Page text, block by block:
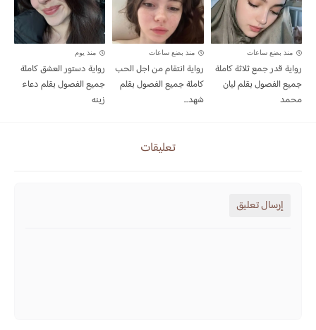
منذ بضع ساعات
رواية قدر جمع ثلاثة كاملة
جميع الفصول بقلم ليان
محمد
منذ بضع ساعات
رواية انتقام من اجل الحب
كاملة جميع الفصول بقلم
شهد...
منذ يوم
رواية دستور العشق كاملة
جميع الفصول بقلم دعاء
زينه
تعليقات
إرسال تعليق